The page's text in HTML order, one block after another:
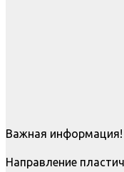
Важная информация!
Направление